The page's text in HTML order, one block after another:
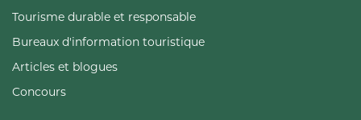
Tourisme durable et responsable
Bureaux d'information touristique
Articles et blogues
Concours